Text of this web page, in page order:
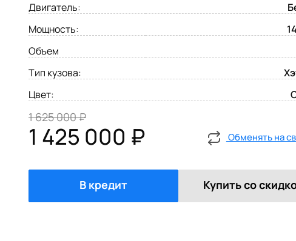
Двигатель:
Мощность:
Объем
Тип кузова:
Цвет:
1 625 000 ₽
1 425 000 ₽ Обменять на
В кредит Купить со